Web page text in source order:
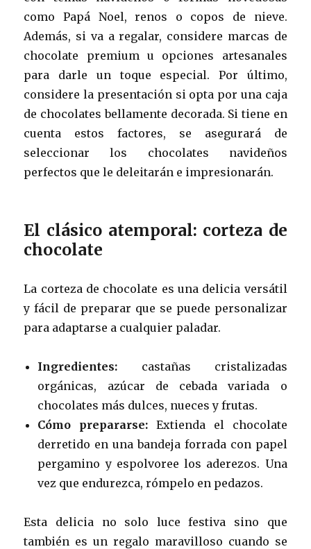
como Papá Noel, renos o copos de nieve.
Además, si va a regalar, considere marcas de
chocolate premium u opciones artesanales
para darle un toque especial. Por último,
considere la presentación si opta por una caja
de chocolates bellamente decorada. Si tiene en
cuenta estos factores, se asegurará de
seleccionar los chocolates navideños
perfectos que le deleitarán e impresionarán.
El clásico atemporal: corteza de
chocolate
La corteza de chocolate es una delicia versátil
y fácil de preparar que se puede personalizar
para adaptarse a cualquier paladar.
Ingredientes: castañas cristalizadas
orgánicas, azúcar de cebada variada o
chocolates más dulces, nueces y frutas.
Cómo prepararse: Extienda el chocolate
derretido en una bandeja forrada con papel
pergamino y espolvoree los aderezos. Una
vez que endurezca, rómpelo en pedazos.
Esta delicia no solo luce festiva sino que
también es un regalo maravilloso cuando se